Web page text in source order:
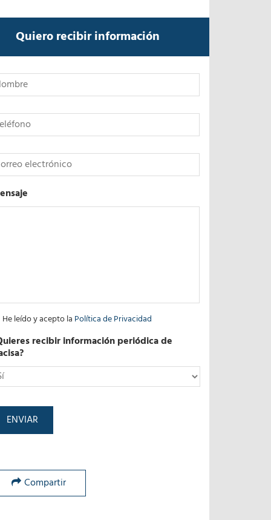
Quiero recibir información
He leído y acepto la Política de Privacidad
recibir información periódica de
Compartir